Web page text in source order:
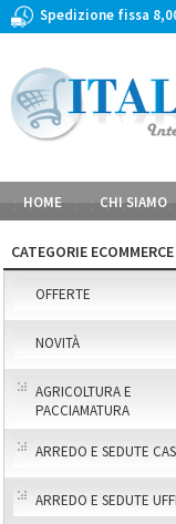
Spedizione fissa
HOME CHI SIAMO
CATEGORIE ECOMMERCE
OFFERTE
NOVITÀ
AGRICOLTURA E
PACCIAMATURA
ARREDO E SEDUTE
ARREDO E SEDUTE